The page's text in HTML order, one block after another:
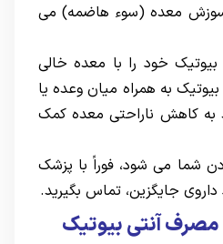
سوزش معده (سوء هاضمه) می
بیوتیک خود را با معده خالی
به همراه میان وعده یا
به کاهش ناراحتی معده کمک
شما می شود، فوراً با پزشک
جایگزین، تماس بگیرید.